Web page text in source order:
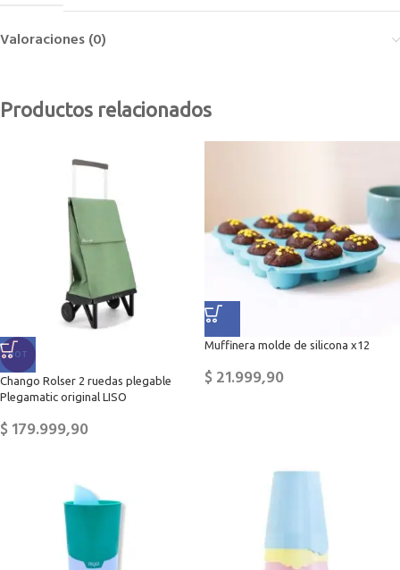
Valoraciones (0)
Productos relacionados
HOT
Chango Rolser 2 ruedas plegable
Plegamatic original LISO
$179.999,90
Muffinera molde de silicona x12
$21.999,90